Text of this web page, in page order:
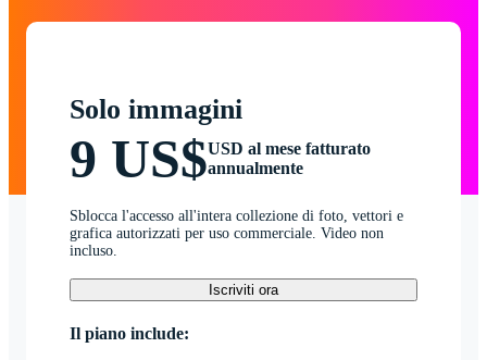
Solo immagini
9 US$USD al mese fatturato
annualmente
Sblocca l'accesso all'intera collezione di foto, vettori e
grafica autorizzati per uso commerciale. Video non
incluso.
Iscriviti ora
Il piano include: